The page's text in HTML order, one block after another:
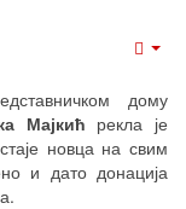
дому
Мајкић рекла је
новца на свим
и дато донација